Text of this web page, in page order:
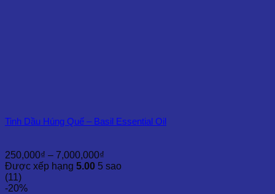
Tinh Dầu Húng Quế – Basil Essential Oil
250,000₫ – 7,000,000₫
giá:
Được xếp hạng 5.00 5 sao
(11)
-20%